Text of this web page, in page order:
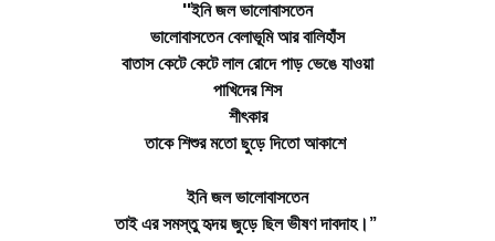
''ইনি জল ভালোবাসতেন
ভালোবাসতেন বেলাভূমি আর বালিহাঁস
বাতাস কেটে কেটে লাল রোদে পাড় ভেঙে যাওয়া
পাখিদের শিস
শীৎকার
তাকে শিশুর মতো ছুড়ে দিতো আকাশে
ইনি জল ভালোবাসতেন
তাই এর সমস্তু হৃদয় জুড়ে ছিল ভীষণ দাবদাহ।”